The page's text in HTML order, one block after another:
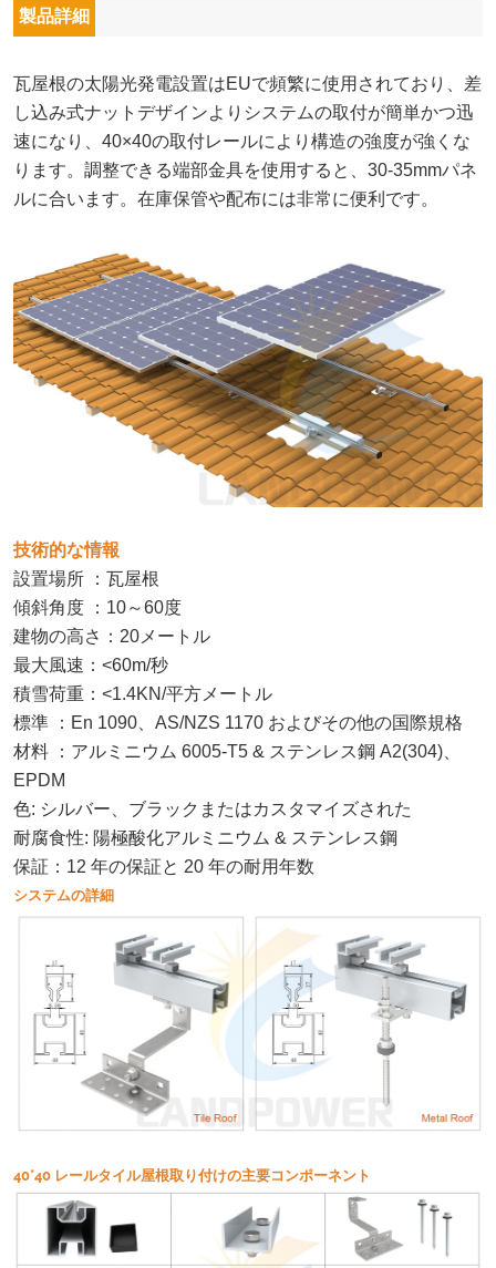
製品詳細
瓦屋根の太陽光発電設置はEUで頻繁に使用されており、差
し込み式ナットデザインよりシステムの取付が簡単かつ迅
速になり、40×40の取付レールにより構造の強度が強くな
ります。調整できる端部金具を使用すると、30-35mmパネ
ルに合います。在庫保管や配布には非常に便利です。
技術的な情報
設置場所
： 瓦屋根
傾斜角度
： 10～60度
建物の高さ ： 20メートル
最大風速 ： <60m/秒
積雪荷重 ： <1.4KN/平方メートル
標準
： En 1090、AS/NZS 1170 およびその他の国際規格
材料
： アルミニウム 6005-T5 & ステンレス鋼 A2(304)、
EPDM
色: シルバー、ブラックまたはカスタマイズされた
耐腐食性: 陽極酸化アルミニウム & ステンレス鋼
保証 ： 12 年の保証と 20 年の耐用年数
システムの詳細
40*40 レールタイル屋根取り付けの主要コンポーネント